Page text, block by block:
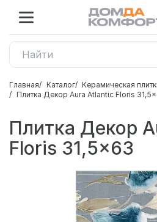
Главная Каталог Керамическая
Плитка Декор Aura Atlantic Floris
Плитка Декор
Floris 31,5x63